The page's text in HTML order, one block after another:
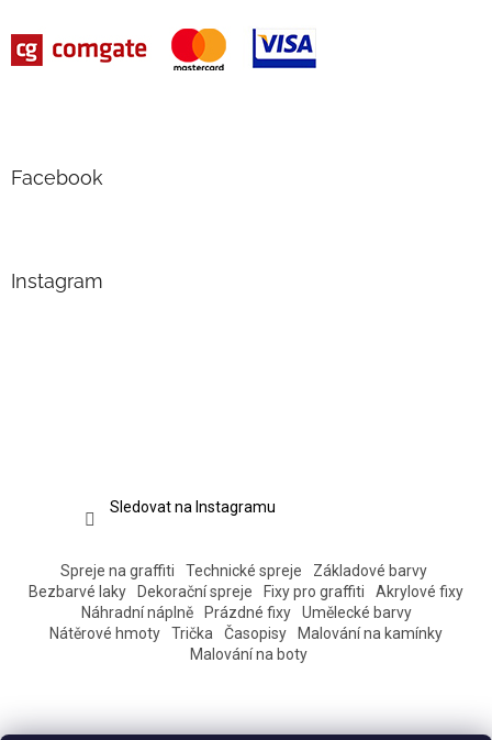
Facebook
Instagram
Sledovat na Instagramu
Spreje na graffiti Technické spreje
Základové barvy
Bezbarvé laky
Dekorační spreje Fixy pro graffiti
Akrylové fixy
Náhradní náplně
Prázdné fixy
Umělecké barvy
Nátěrové hmoty
Trička Časopisy
Malování na kamínky
Malování na boty